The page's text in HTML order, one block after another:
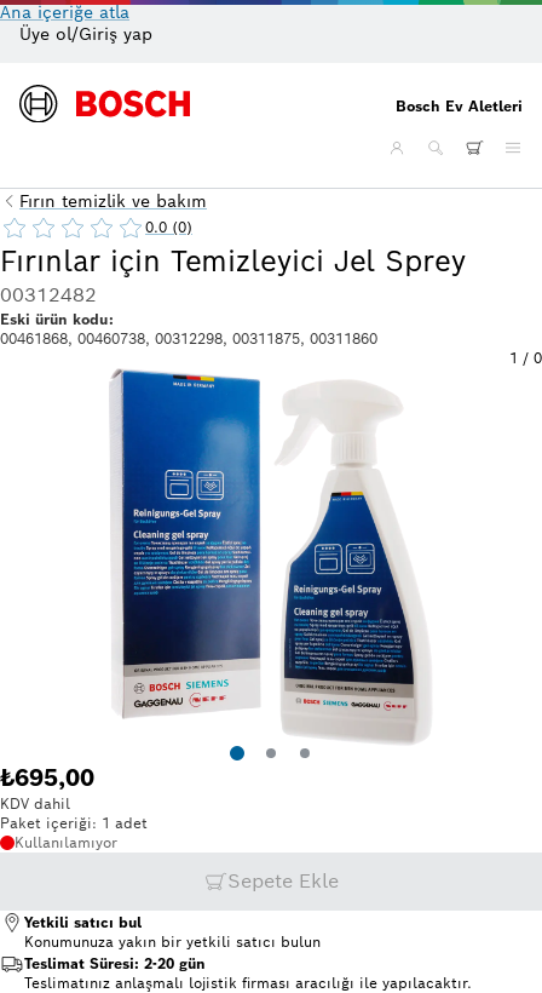
Ana içeriğe atla
Üye ol/Giriş yap
Bosch Ev Aletleri
Fırın temizlik ve bakım
Fırınlar için Temizleyici Jel Sprey
00312482
0.0 (0)
Eski ürün kodu:
00461868, 00460738, 00312298, 00311875, 00311860
1 / 0
₺695,00
KDV dahil
Paket içeriği: 1 adet
Kullanılamıyor
Sepete Ekle
Yetkili satıcı bul
Konumunuza yakın bir yetkili satıcı bulun
Teslimat Süresi: 2-20 gün
Teslimatınız anlaşmalı lojistik firması aracılığı ile yapılacaktır.